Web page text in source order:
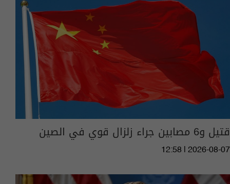
قتيل و6 مصابين جراء زلزال قوي في الصين
12:58 | 2026-08-07